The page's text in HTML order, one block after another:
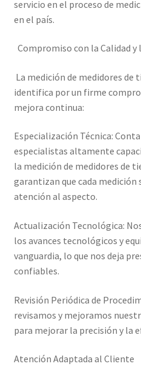
Medidor de tierras con
Mi cuenta
Multímetro con certificado de
Nuestra Misión en Elekmed
Osciloscopio con certificado
Productos calibrados con
Sobre Nosotros – Elekmed
Soporte
Tienda
Trayectoria de Elekmed México
Visión de Elekmed México
servicio en el proceso de
en el país.
Compromiso con la Calidad y
La medición de medidores de
identifica por un firme
mejora continua:
Especialización Técnica:
especialistas altamente
la medición de medidores de
garantizan que cada medición
atención al aspecto.
Actualización Tecnológica:
los avances tecnológicos y
vanguardia, lo que nos deja
confiables.
Revisión Periódica de
revisamos y mejoramos
para mejorar la precisión y la
Atención Adaptada al Cliente